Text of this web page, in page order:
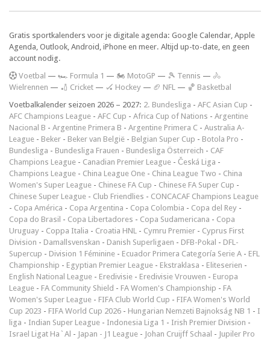
Gratis sportkalenders voor je digitale agenda: Google Calendar, Apple
Agenda, Outlook, Android, iPhone en meer. Altijd up-to-date, en geen
account nodig.
Voetbal — 🏎️ Formula 1 — 🏍 MotoGP — 🎾 Tennis — 🚴
Wielrennen — 🏏 Cricket — 🏑 Hockey — 🏈 NFL — 🏀 Basketbal
Voetbalkalender seizoen 2026 – 2027: 2. Bundesliga - AFC Asian Cup -
AFC Champions League - AFC Cup - Africa Cup of Nations - Argentine
Nacional B - Argentine Primera B - Argentine Primera C - Australia A-
League - Beker - Beker van België - Belgian Super Cup - Botola Pro -
Bundesliga - Bundesliga Frauen - Bundesliga Österreich - CAF
Champions League - Canadian Premier League - Česká Liga -
Champions League - China League One - China League Two - China
Women's Super League - Chinese FA Cup - Chinese FA Super Cup -
Chinese Super League - Club Friendlies - CONCACAF Champions League
- Copa América - Copa Argentina - Copa Colombia - Copa del Rey -
Copa do Brasil - Copa Libertadores - Copa Sudamericana - Copa
Uruguay - Coppa Italia - Croatia HNL - Cymru Premier - Cyprus First
Division - Damallsvenskan - Danish Superligaen - DFB-Pokal - DFL-
Supercup - Division 1 Féminine - Ecuador Primera Categoría Serie A - EFL
Championship - Egyptian Premier League - Ekstraklasa - Eliteserien -
English National League - Eredivisie - Eredivisie Vrouwen - Europa
League - FA Community Shield - FA Women's Championship - FA
Women's Super League - FIFA Club World Cup - FIFA Women's World
Cup 2023 - FIFA World Cup 2026 - Hungarian Nemzeti Bajnokság NB 1 - I
liga - Indian Super League - Indonesia Liga 1 - Irish Premier Division -
Israel Ligat Ha`Al - Japan - J1 League - Johan Cruijff Schaal - Jupiler Pro